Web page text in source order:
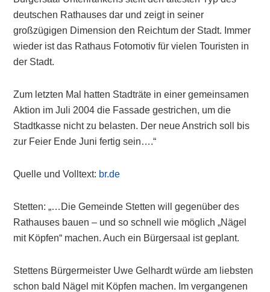
deutschen Rathauses dar und zeigt in seiner
großzügigen Dimension den Reichtum der Stadt. Immer
wieder ist das Rathaus Fotomotiv für vielen Touristen in
der Stadt.
Zum letzten Mal hatten Stadträte in einer gemeinsamen
Aktion im Juli 2004 die Fassade gestrichen, um die
Stadtkasse nicht zu belasten. Der neue Anstrich soll bis
zur Feier Ende Juni fertig sein….“
Quelle und Volltext: br.de
Stetten: „…Die Gemeinde Stetten will gegenüber des
Rathauses bauen – und so schnell wie möglich „Nägel
mit Köpfen“ machen. Auch ein Bürgersaal ist geplant.
Stettens Bürgermeister Uwe Gelhardt würde am liebsten
schon bald Nägel mit Köpfen machen. Im vergangenen